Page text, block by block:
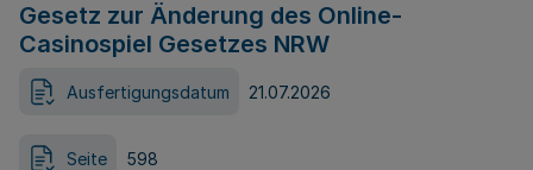
Gesetz zur Änderung des Online-
Casinospiel Gesetzes NRW
Ausfertigungsdatum 21.07.2026
Seite 598